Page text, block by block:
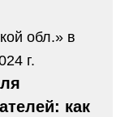
обл.» в
г.
как